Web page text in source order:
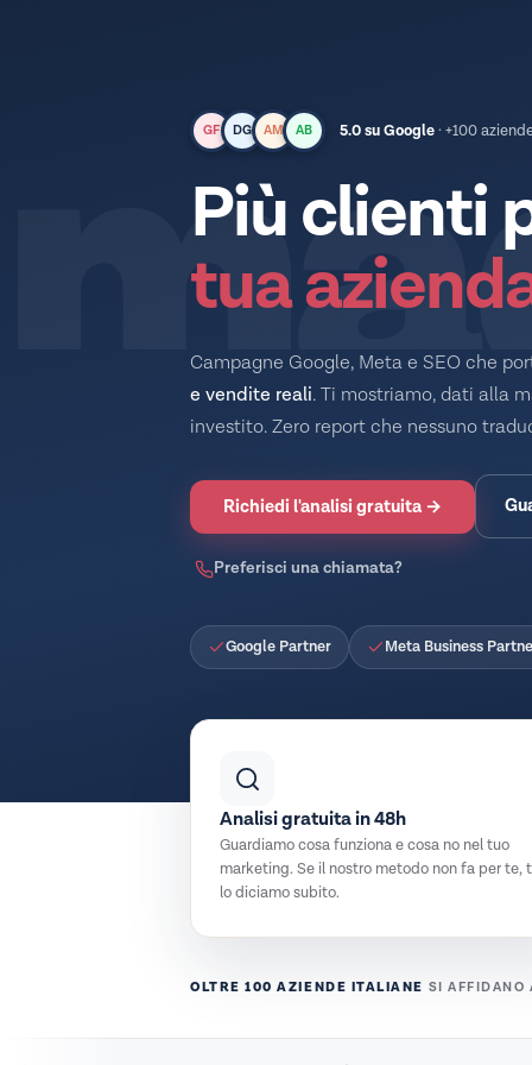
GF DG AM AB 5.0 su Google· +100
Più clienti
tua
Campagne Google, Meta e SEO che
e vendite reali. Ti mostriamo, dati alla
investito. Zero report che nessuno
Richiedi l'analisi gratuita →
Preferisci una chiamata?
Google Partner Meta Business
Analisi gratuita in 48h
Guardiamo cosa funziona e cosa no nel tuo
marketing. Se il nostro metodo non fa per te,
lo diciamo subito.
OLTRE 100 AZIENDE ITALIANE SI AFFIDANO